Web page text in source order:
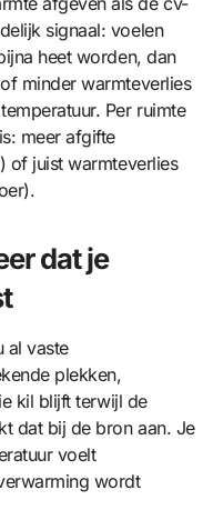
signaal: voelen
heet worden, dan
minder warmteverlies
Per ruimte
meer afgifte
of juist warmteverlies
dat je
al vaste
plekken,
kil blijft terwijl de
dat bij de bron aan. Je
voelt
wordt